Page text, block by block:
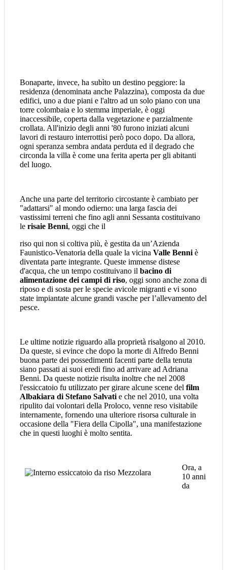
Bonaparte, invece, ha subìto un destino peggiore: la
residenza (denominata anche Palazzina), composta da due
edifici, uno a due piani e l'altro ad un solo piano con una
torre colombaia e lo stemma imperiale, è oggi
inaccessibile, coperta dalla vegetazione e parzialmente
crollata. All'inizio degli anni '80 furono iniziati alcuni
lavori di restauro interrottisi però poco dopo. Da allora,
ogni speranza sembra andata perduta ed il degrado che
circonda la villa è come una ferita aperta per gli abitanti
del luogo.
Anche una parte del territorio circostante è cambiato per
"adattarsi" al mondo odierno: una larga fascia dei
vastissimi terreni che fino agli anni Sessanta costituivano
le risaie Benni, oggi che il
riso qui non si coltiva più, è gestita da un’Azienda
Faunistico-Venatoria della quale la vicina Valle Benni è
diventata parte integrante. Queste immense distese
d'acqua, che un tempo costituivano il bacino di
alimentazione dei campi di riso, oggi sono anche zona di
riposo e di sosta per le specie avicole migranti e vi sono
state impiantate alcune grandi vasche per l’allevamento del
pesce.
Le ultime notizie riguardo alla proprietà risalgono al 2010.
Da queste, si evince che dopo la morte di Alfredo Benni
buona parte dei possedimenti facenti parte della tenuta
siano passati ai suoi eredi fino ad arrivare ad Adriana
Benni. Da queste notizie risulta inoltre che nel 2008
l'essiccatoio fu utilizzato per girare alcune scene del film
Albakiara di Stefano Salvati e che nel 2010, una volta
ripulito dai volontari della Proloco, venne reso visitabile
internamente, fornendo una ulteriore risorsa culturale in
occasione della "Fiera della Cipolla", una manifestazione
che in questi luoghi è molto sentita.
Ora, a
10 anni
da